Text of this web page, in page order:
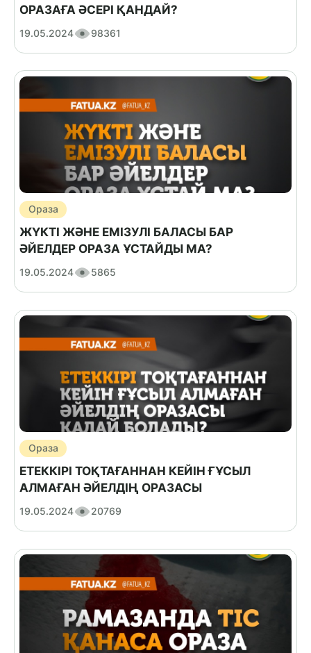
ОРАЗАҒА ӘСЕРІ ҚАНДАЙ?
19.05.2024 98361
Ораза
ЖҮКТІ ЖӘНЕ ЕМІЗУЛІ БАЛАСЫ БАР
ӘЙЕЛДЕР ОРАЗА ҰСТАЙДЫ МА?
19.05.2024 5865
Ораза
ЕТЕККІРІ ТОҚТАҒАННАН КЕЙІН ҒҰСЫЛ
АЛМАҒАН ӘЙЕЛДІҢ ОРАЗАСЫ
19.05.2024 20769